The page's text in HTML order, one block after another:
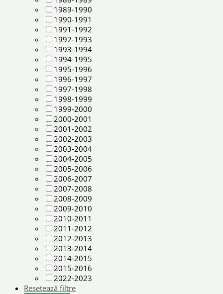
1989-1990
1990-1991
1991-1992
1992-1993
1993-1994
1994-1995
1995-1996
1996-1997
1997-1998
1998-1999
1999-2000
2000-2001
2001-2002
2002-2003
2003-2004
2004-2005
2005-2006
2006-2007
2007-2008
2008-2009
2009-2010
2010-2011
2011-2012
2012-2013
2013-2014
2014-2015
2015-2016
2022-2023
Resetează filtre